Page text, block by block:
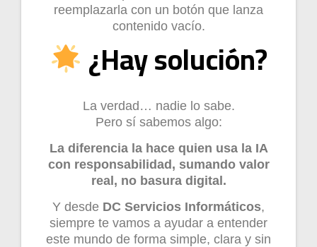
reemplazarla con un botón que lanza
contenido vacío.
¿Hay solución?
La verdad… nadie lo sabe.
Pero sí sabemos algo:
La diferencia la hace quien usa la IA
con responsabilidad, sumando valor
real, no basura digital.
Y desde DC Servicios Informáticos,
siempre te vamos a ayudar a entender
este mundo de forma simple, clara y sin